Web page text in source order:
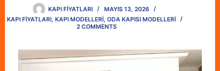
KAPI FIYATLARI
MAYIS 13, 2026
KAPI FIYATLARI, KAPI MODELLERI, ODA KAPISI MODELLERI
2 COMMENTS